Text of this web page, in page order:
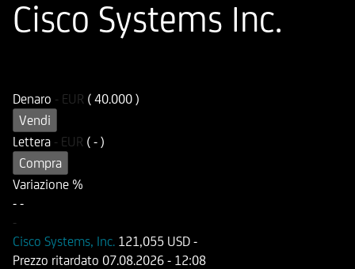
Cisco Systems Inc.
Denaro - EUR ( 40.000 )
Vendi
Lettera - EUR ( - )
Compra
Variazione %
- -
-
Cisco Systems, Inc. 121,055 USD -
Prezzo ritardato 07.08.2026 - 12:08